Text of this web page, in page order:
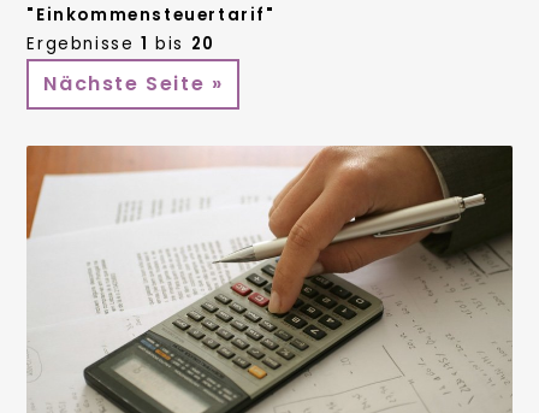
"Einkommensteuertarif"
Ergebnisse 1 bis 20
Nächste Seite »